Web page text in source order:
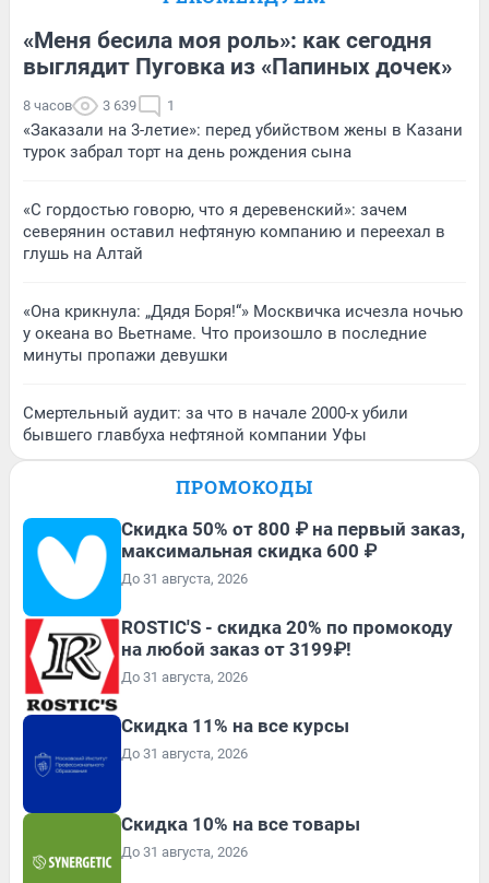
«Меня бесила моя роль»: как сегодня
выглядит Пуговка из «Папиных дочек»
8 часов 3 639 1
«Заказали на 3-летие»: перед убийством жены в Казани
турок забрал торт на день рождения сына
«С гордостью говорю, что я деревенский»: зачем
северянин оставил нефтяную компанию и переехал в
глушь на Алтай
«Она крикнула: „Дядя Боря!“» Москвичка исчезла ночью
у океана во Вьетнаме. Что произошло в последние
минуты пропажи девушки
Смертельный аудит: за что в начале 2000-х убили
бывшего главбуха нефтяной компании Уфы
ПРОМОКОДЫ
Скидка 50% от 800 ₽ на первый заказ,
максимальная скидка 600 ₽
До 31 августа, 2026
ROSTIC'S - скидка 20% по промокоду
на любой заказ от 3199₽!
До 31 августа, 2026
Скидка 11% на все курсы
До 31 августа, 2026
Скидка 10% на все товары
До 31 августа, 2026